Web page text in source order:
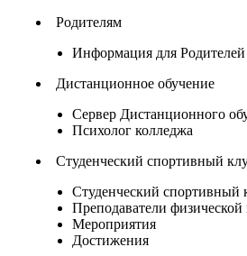
Родителям
Информация для Родителей
Дистанционное обучение
Сервер Дистанционного
Психолог колледжа
Студенческий спортивный
Студенческий спортивный
Преподаватели физической
Мероприятия
Достижения